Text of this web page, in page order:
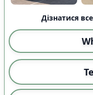
Дізнатися